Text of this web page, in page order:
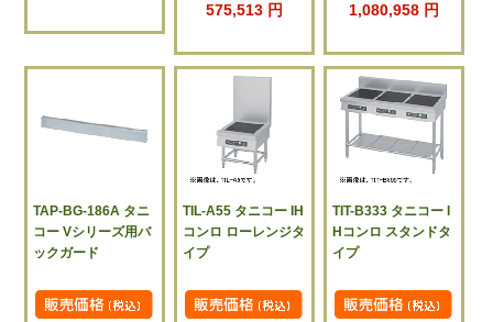
575,513 円 1,080,958 円
TAP-BG-186A タニ
コー Vシリーズ用バ
ックガード
TIL-A55 タニコー IH
コンロ ローレンジタ
イプ
TIT-B333 タニコー I
Hコンロ スタンドタ
イプ